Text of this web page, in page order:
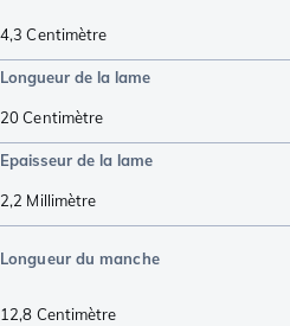
4,3 Centimètre
Longueur de la lame
20Centimètre
Epaisseur de la lame
2,2 Millimètre
Longueur du manche
12,8 Centimètre